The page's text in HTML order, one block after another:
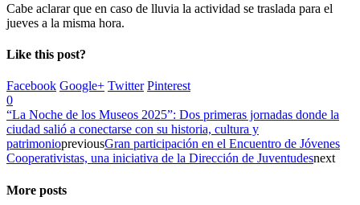
Cabe aclarar que en caso de lluvia la actividad se traslada para el
jueves a la misma hora.
Like this post?
Facebook Google+ Twitter Pinterest
0
“La Noche de los Museos 2025”: Dos primeras jornadas donde la
ciudad salió a conectarse con su historia, cultura y
patrimoniopreviousGran participación en el Encuentro de Jóvenes
Cooperativistas, una iniciativa de la Dirección de Juventudesnext
More posts